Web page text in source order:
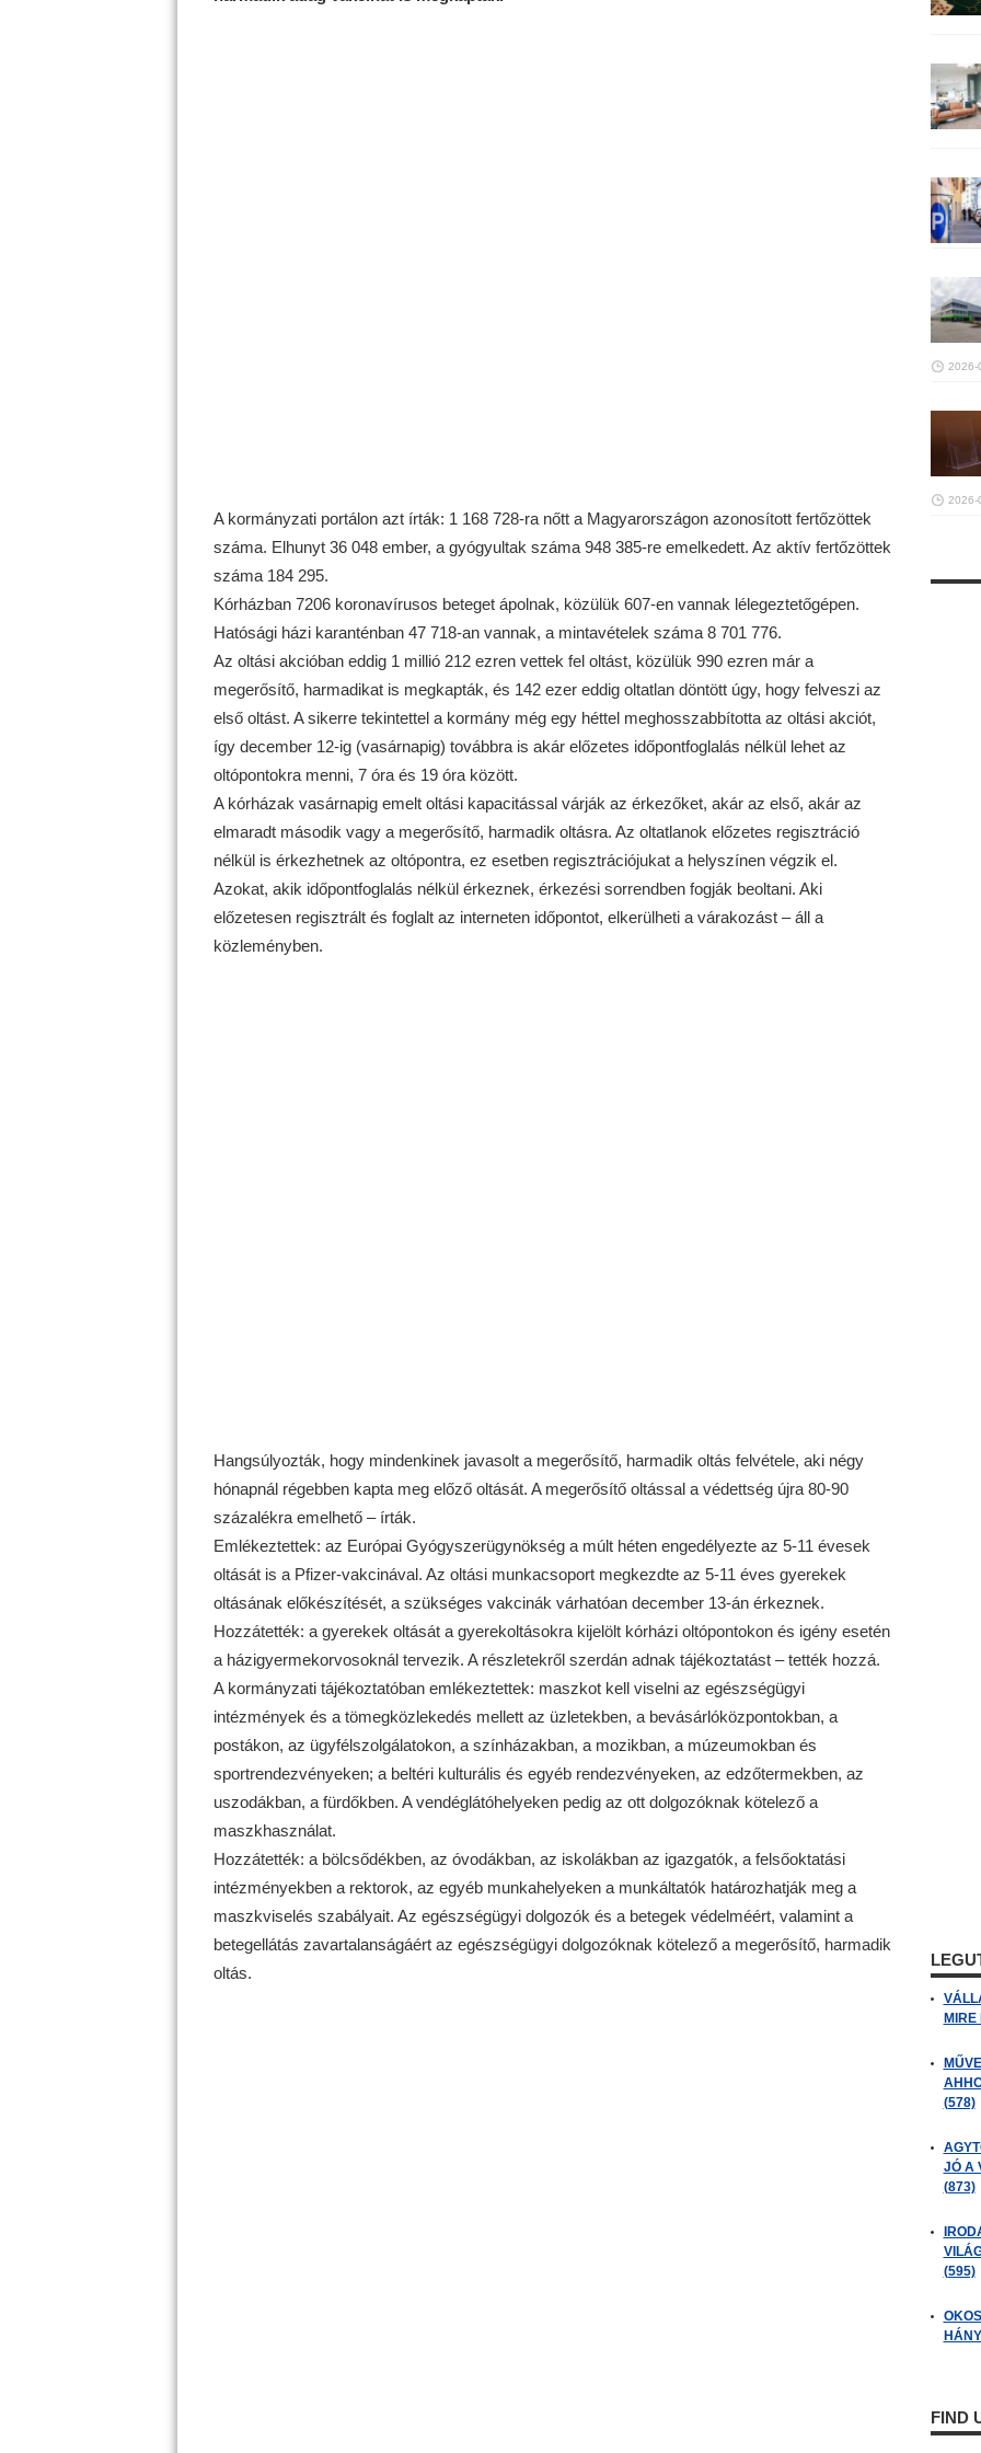
A kormányzati portálon azt írták: 1 168 728-ra nőtt a Magyarországon azonosított fertőzöttek
száma. Elhunyt 36 048 ember, a gyógyultak száma 948 385-re emelkedett. Az aktív fertőzöttek
száma 184 295.
Kórházban 7206 koronavírusos beteget ápolnak, közülük 607-en vannak lélegeztetőgépen.
Hatósági házi karanténban 47 718-an vannak, a mintavételek száma 8 701 776.
Az oltási akcióban eddig 1 millió 212 ezren vettek fel oltást, közülük 990 ezren már a
megerősítő, harmadikat is megkapták, és 142 ezer eddig oltatlan döntött úgy, hogy felveszi az
első oltást. A sikerre tekintettel a kormány még egy héttel meghosszabbította az oltási akciót,
így december 12-ig (vasárnapig) továbbra is akár előzetes időpontfoglalás nélkül lehet az
oltópontokra menni, 7 óra és 19 óra között.
A kórházak vasárnapig emelt oltási kapacitással várják az érkezőket, akár az első, akár az
elmaradt második vagy a megerősítő, harmadik oltásra. Az oltatlanok előzetes regisztráció
nélkül is érkezhetnek az oltópontra, ez esetben regisztrációjukat a helyszínen végzik el.
Azokat, akik időpontfoglalás nélkül érkeznek, érkezési sorrendben fogják beoltani. Aki
előzetesen regisztrált és foglalt az interneten időpontot, elkerülheti a várakozást – áll a
közleményben.
Hangsúlyozták, hogy mindenkinek javasolt a megerősítő, harmadik oltás felvétele, aki négy
hónapnál régebben kapta meg előző oltását. A megerősítő oltással a védettség újra 80-90
százalékra emelhető – írták.
Emlékeztettek: az Európai Gyógyszerügynökség a múlt héten engedélyezte az 5-11 évesek
oltását is a Pfizer-vakcinával. Az oltási munkacsoport megkezdte az 5-11 éves gyerekek
oltásának előkészítését, a szükséges vakcinák várhatóan december 13-án érkeznek.
Hozzátették: a gyerekek oltását a gyerekoltásokra kijelölt kórházi oltópontokon és igény esetén
a házigyermekorvosoknál tervezik. A részletekről szerdán adnak tájékoztatást – tették hozzá.
A kormányzati tájékoztatóban emlékeztettek: maszkot kell viselni az egészségügyi
intézmények és a tömegközlekedés mellett az üzletekben, a bevásárlóközpontokban, a
postákon, az ügyfélszolgálatokon, a színházakban, a mozikban, a múzeumokban és
sportrendezvényeken; a beltéri kulturális és egyéb rendezvényeken, az edzőtermekben, az
uszodákban, a fürdőkben. A vendéglátóhelyeken pedig az ott dolgozóknak kötelező a
maszkhasználat.
Hozzátették: a bölcsődékben, az óvodákban, az iskolákban az igazgatók, a felsőoktatási
intézményekben a rektorok, az egyéb munkahelyeken a munkáltatók határozhatják meg a
maszkviselés szabályait. Az egészségügyi dolgozók és a betegek védelméért, valamint a
betegellátás zavartalanságáért az egészségügyi dolgozóknak kötelező a megerősítő, harmadik
oltás.
2026-
2026-
MIRE
(578)
JÓ A
(873)
(595)
FIND